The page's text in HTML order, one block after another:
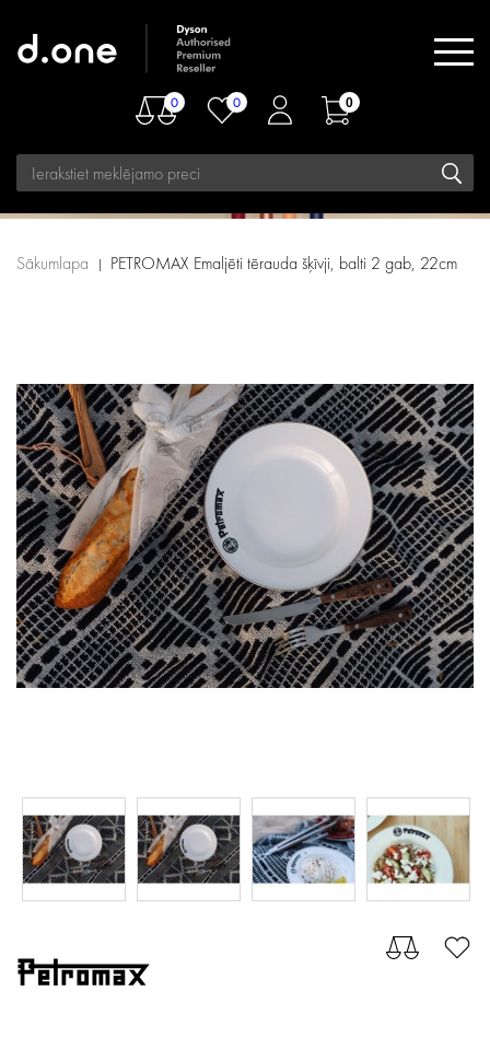
0 0 0
Sākumlapa PETROMAX Emaljēti tērauda šķīvji, balti 2 gab, 22cm